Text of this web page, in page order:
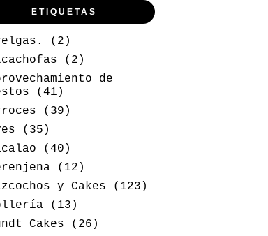
ETIQUETAS
(2)
(2)
de
(41)
(39)
(35)
(40)
(12)
y Cakes
(123)
(13)
Cakes
(26)